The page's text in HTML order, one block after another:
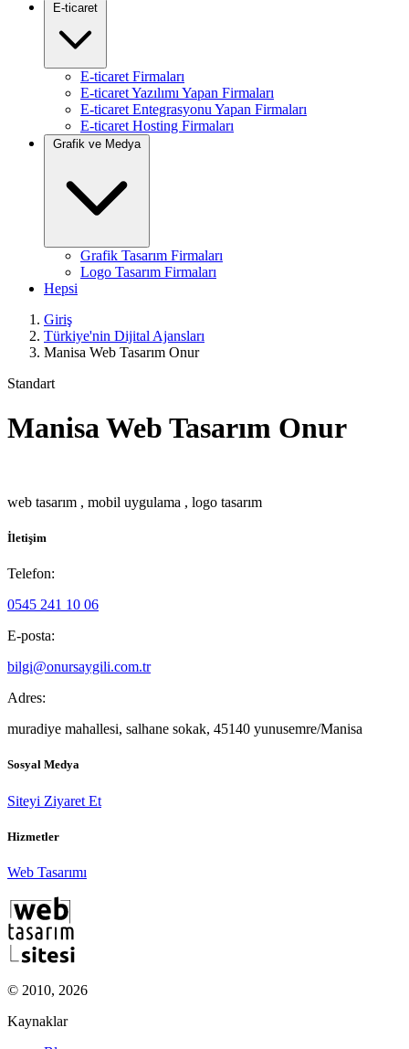
E-ticaret
E-ticaret Firmaları
E-ticaret Yazılımı Yapan Firmaları
E-ticaret Entegrasyonu Yapan Firmaları
E-ticaret Hosting Firmaları
Grafik ve Medya
Grafik Tasarım Firmaları
Logo Tasarım Firmaları
Hepsi
Giriş
Türkiye'nin Dijital Ajansları
Manisa Web Tasarım Onur
Standart
Manisa Web Tasarım Onur
web tasarım , mobil uygulama , logo tasarım
İletişim
Telefon:
0545 241 10 06
E-posta:
bilgi@onursaygili.com.tr
Adres:
muradiye mahallesi, salhane sokak, 45140 yunusemre/Manisa
Sosyal Medya
Siteyi Ziyaret Et
Hizmetler
Web Tasarımı
© 2010, 2026
Kaynaklar